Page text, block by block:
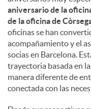
e
n
i
aniversario de la
de la oficina de
oficinas se han
acompañamiento y el
socias en Barcelona.
trayectoria basada en
manera diferente de
conectada con las